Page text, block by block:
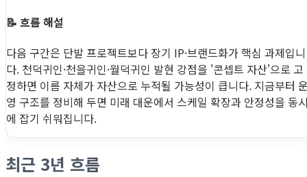
📝 흐름 해설
다음 구간은 단발 프로젝트보다 장기 IP·브랜드화가 핵심 과제입니
다. 천덕귀인·천을귀인·월덕귀인 발현 강점을 '콘셉트 자산'으로 고
정하면 이름 자체가 자산으로 누적될 가능성이 큽니다. 지금부터
영 구조를 정비해 두면 미래 대운에서 스케일 확장과 안정성을 동
에 잡기 쉬워집니다.
최근 3년 흐름